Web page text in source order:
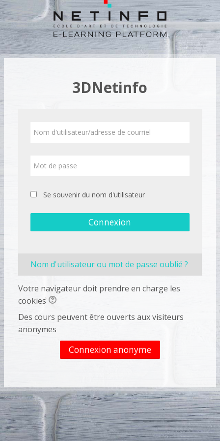
Passer
au
contenu
principal
3DNetinfo
d'utilisateur/adresse
de
Se souvenir du nom d'utilisateur
Connexion
Nom d'utilisateur ou mot de passe oublié ?
Votre navigateur doit prendre en charge les
cookies
Des cours peuvent être ouverts aux visiteurs
anonymes
Connexion anonyme